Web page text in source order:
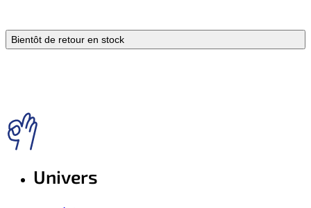
Bientôt de retour en stock
Univers